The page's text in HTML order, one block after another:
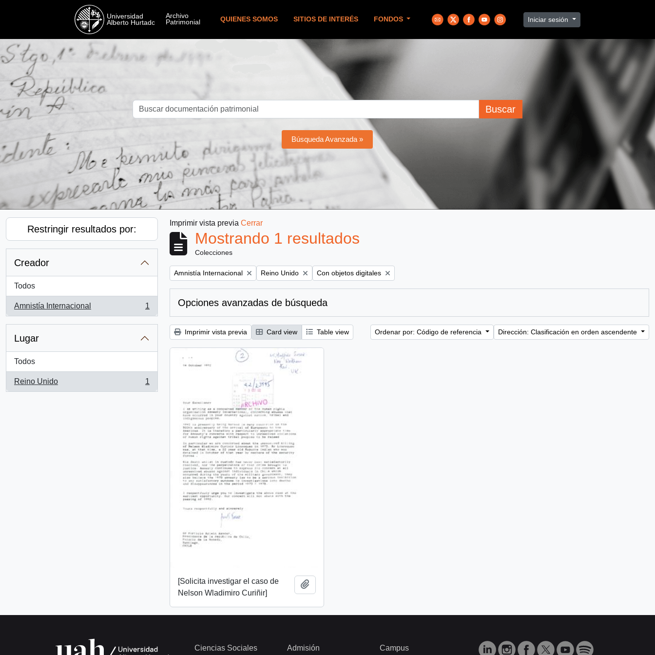
QUIENES SOMOS SITIOS DE INTERÉS FONDOS Iniciar sesión
Buscar
Búsqueda Avanzada »
Restringir resultados por:
Creador
Todos
Amnistía Internacional
, 1 resultados
1
Lugar
Todos
Reino Unido
, 1 resultados
1
Imprimir vista previa Cerrar
Mostrando 1 resultados
Colecciones
Remove filter:
Amnistía Internacional Remove filter:
Reino Unido Remove filter:
Con objetos digitales
Opciones avanzadas de búsqueda
Imprimir vista previa Card view Table view Ordenar por: Código de referencia Dirección: Clasificación en orden ascendente
[Solicita investigar el caso de
Nelson Wladimiro Curiñir]
Ciencias Sociales Admisión Campus